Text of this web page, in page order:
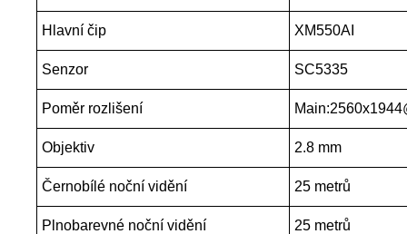
Hlavní čip XM550AI
Senzor SC5335
Poměr rozlišení
Objektiv 2.8 mm
Černobílé noční vidění 25 metrů
Plnobarevné noční vidění 25 metrů